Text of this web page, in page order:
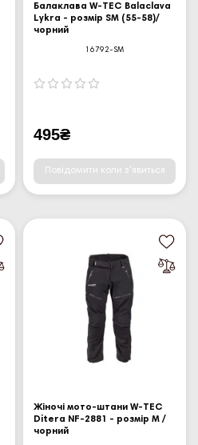
Балаклава W-TEC Balaclava
Lykra - розмір SM (55-58)/
чорний
16792-SM
495₴
Повідомити коли з'явиться
Жіночі мото-штани W-TEC
Ditera NF-2881 - розмір M /
чорний